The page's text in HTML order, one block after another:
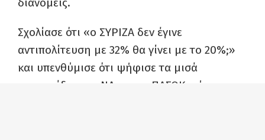
Σχολίασε ότι «ο ΣΥΡΙΖΑ δεν έγινε
αντιπολίτευση με 32% θα γίνει με το 20%;»
και υπενθύμισε ότι ψήφισε τα μισά
νομοσχέδια της ΝΔ και το ΠΑΣΟΚ ψήφισε το